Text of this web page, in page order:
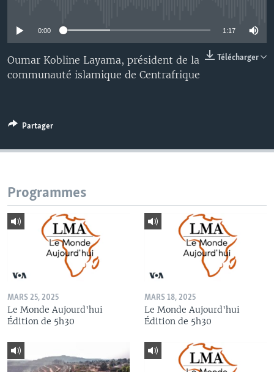
0:00 1:17
Télécharger
Oumar Kobline Layama, président de la
communauté islamique de Centrafrique
Partager
Programmes
MARS 25, 2025
Le Monde Aujourd'hui
Édition de 5h30
MARS 18, 2025
Le Monde Aujourd'hui
Édition de 5h30